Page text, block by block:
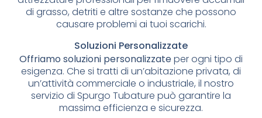
di grasso, detriti e altre sostanze che possono
causare problemi ai tuoi scarichi.
Soluzioni Personalizzate
Offriamo soluzioni personalizzateper ogni tipo di
esigenza. Che si tratti di un’abitazione privata, di
un’attività commerciale o industriale, il nostro
servizio di Spurgo Tubature può garantire la
massima efficienza e sicurezza.